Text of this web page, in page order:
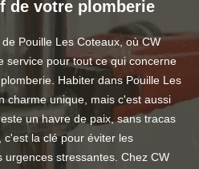
de votre plomberie
Pouille Les Coteaux, où CW
service pour tout ce qui concerne
Habiter dans Pouille Les
charme unique, mais c'est aussi
un havre de paix, sans tracas
c'est la clé pour éviter les
stressantes. Chez CW